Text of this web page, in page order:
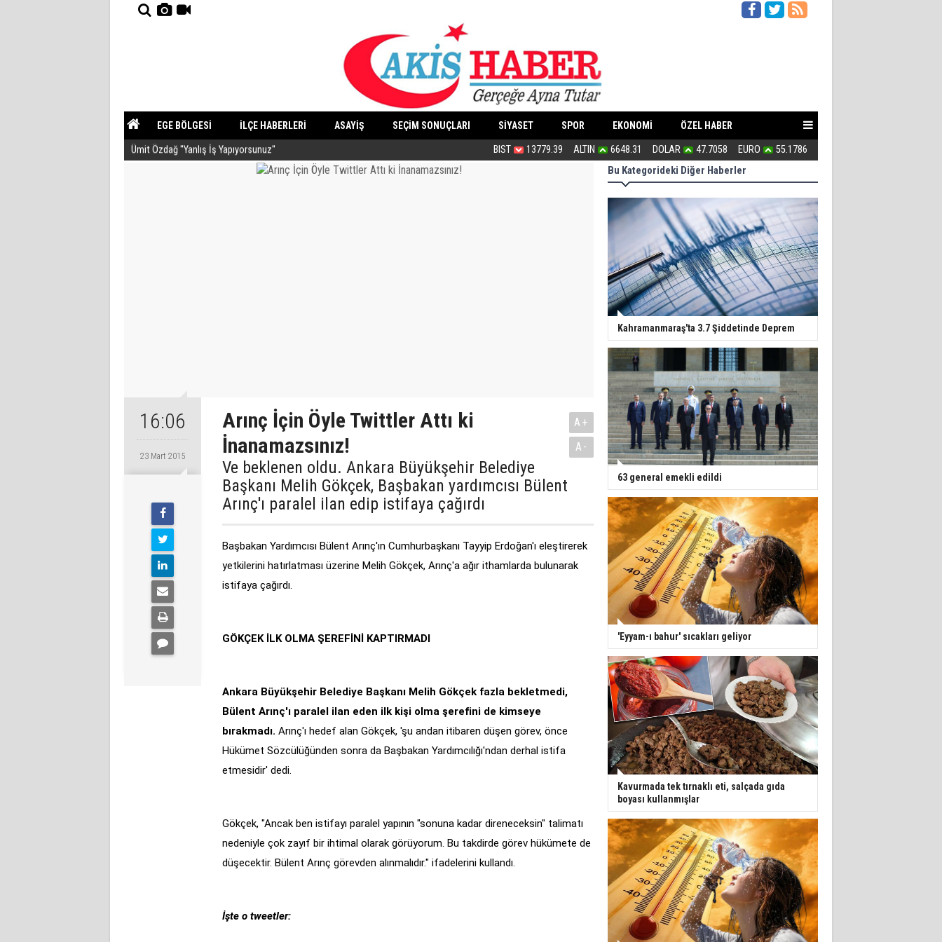
EGE BÖLGESİ İLÇE HABERLERİ ASAYİŞ SEÇİM SONUÇLARI SİYASET SPOR EKONOMİ ÖZEL HABER
YAZARLAR GÜNDEM
Ümit Özdağ ''Yanlış İş Yapıyorsunuz'' Bu haliyle kanunlaşırsa kaos yaşanır
BIST 13779.39 ALTIN 6648.31 DOLAR 47.7058 EURO 55.1786
16:06
23 Mart 2015
Arınç İçin Öyle Twittler Attı ki
İnanamazsınız!
Ve beklenen oldu. Ankara Büyükşehir Belediye
Başkanı Melih Gökçek, Başbakan yardımcısı Bülent
Arınç'ı paralel ilan edip istifaya çağırdı
A+
A-
Başbakan Yardımcısı Bülent Arınç'ın Cumhurbaşkanı Tayyip Erdoğan'ı eleştirerek
yetkilerini hatırlatması üzerine Melih Gökçek, Arınç'a ağır ithamlarda bulunarak
istifaya çağırdı.
GÖKÇEK İLK OLMA ŞEREFİNİ KAPTIRMADI
Ankara Büyükşehir Belediye Başkanı Melih Gökçek fazla bekletmedi,
Bülent Arınç'ı paralel ilan eden ilk kişi olma şerefini de kimseye
bırakmadı. Arınç'ı hedef alan Gökçek, 'şu andan itibaren düşen görev, önce
Hükümet Sözcülüğünden sonra da Başbakan Yardımcılığı'ndan derhal istifa
etmesidir' dedi.
Gökçek, "Ancak ben istifayı paralel yapının "sonuna kadar direneceksin" talimatı
nedeniyle çok zayıf bir ihtimal olarak görüyorum. Bu takdirde görev hükümete de
düşecektir. Bülent Arınç görevden alınmalıdır." ifadelerini kullandı.
İşte o tweetler:
Bu Kategorideki Diğer Haberler
Kahramanmaraş'ta 3.7 Şiddetinde Deprem
63 general emekli edildi
'Eyyam-ı bahur' sıcakları geliyor
Kavurmada tek tırnaklı eti, salçada gıda
boyası kullanmışlar